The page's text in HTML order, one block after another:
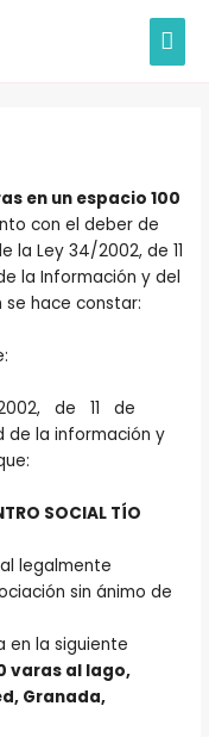
en un espacio 100
con el deber de
la Ley 34/2002, de 11
la Información y del
se hace constar:
de 11 de
la información y
SOCIAL TÍO
legalmente
sin ánimo de
en la siguiente
varas al lago,
Granada,